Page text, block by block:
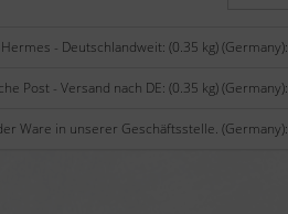
Hermes - Deutschlandweit: (0.35 kg) (Germany):
Post - Versand nach DE: (0.35 kg) (Germany):
Ware in unserer Geschäftsstelle. (Germany):